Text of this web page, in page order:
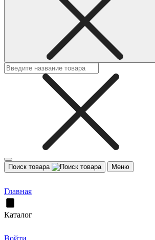
Поиск товара Меню
Главная
Каталог
Войти